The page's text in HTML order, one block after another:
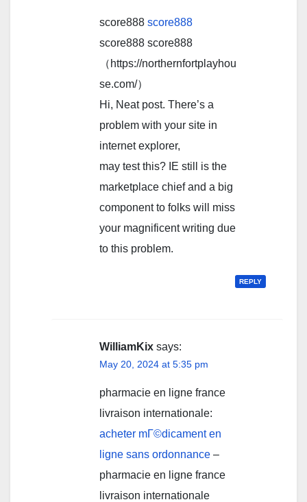
score888 score888
score888 score888
（https://northernfortplayhou
se.com/）
Hi, Neat post. There’s a
problem with your site in
internet explorer,
may test this? IE still is the
marketplace chief and a big
component to folks will miss
your magnificent writing due
to this problem.
REPLY
WilliamKix says:
May 20, 2024 at 5:35 pm
pharmacie en ligne france
livraison internationale:
acheter mГ©dicament en
ligne sans ordonnance –
pharmacie en ligne france
livraison internationale